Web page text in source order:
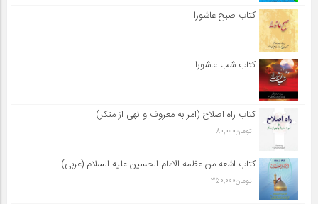
کتاب صبح عاشورا
کتاب شب عاشورا
کتاب راه اصلاح (امر به معروف و نهی از منکر)
تومان80,000
کتاب اشعه من عظمه الامام الحسین علیه السلام (عربی)
تومان350,000